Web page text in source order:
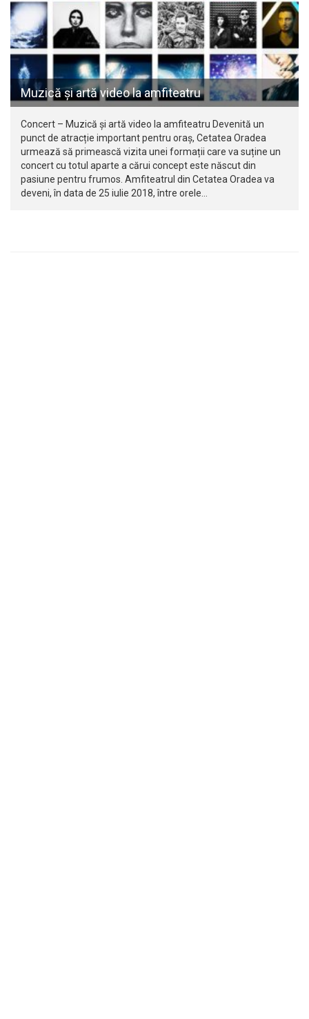
Muzică și artă video la amfiteatru
Concert – Muzică și artă video la amfiteatru Devenită un
punct de atracție important pentru oraș, Cetatea Oradea
urmează să primească vizita unei formații care va suține un
concert cu totul aparte a cărui concept este născut din
pasiune pentru frumos. Amfiteatrul din Cetatea Oradea va
deveni, în data de 25 iulie 2018, între orele…